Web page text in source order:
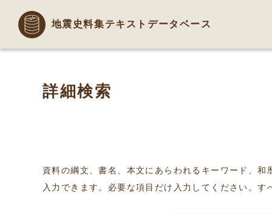
地震史料集テキストデータベース
詳細検索
資料の綱文、書名、本文にあらわれるキーワード、
入力できます。必要な項目だけ入力してください。